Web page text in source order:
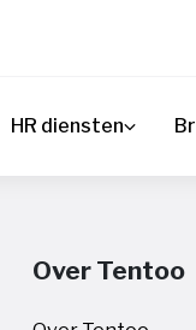
HR diensten
Over Tentoo